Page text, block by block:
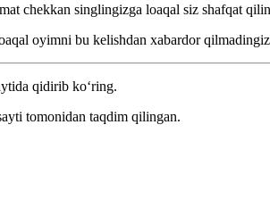
chekkan singlingizga loaqal siz shafqat
oyimni bu kelishdan xabardor
qidirib ko‘ring.
tomonidan taqdim qilingan.